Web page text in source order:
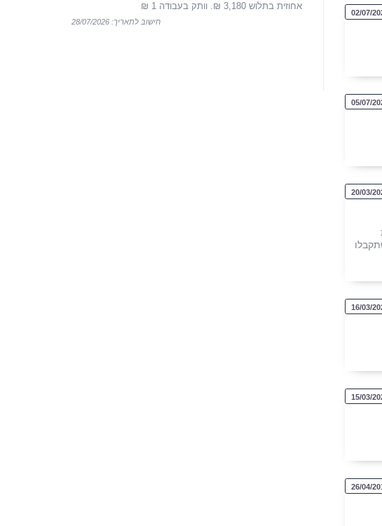
02/07/
05/07/
20/03/
16/03/
15/03/
26/04/
אחוזית בתלוש 3,180 ₪. וותק בעבודה 1 ₪
חישוב לתאריך: 28/07/2026